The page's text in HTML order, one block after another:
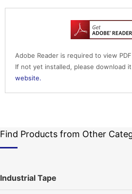
Adobe Reader is required to view
If not yet installed, please download
website.
Find Products from Other
Industrial Tape